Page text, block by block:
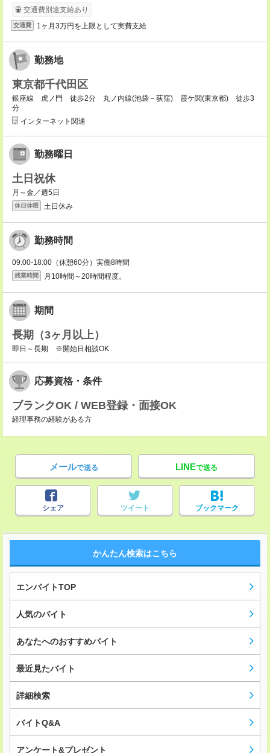
交通費別途支給あり
交通費 1ヶ月3万円を上限として実費支給
勤務地
東京都千代田区
銀座線 虎ノ門 徒歩2分 丸ノ内線(池袋－荻窪) 霞ケ関(東京都) 徒歩3
分
インターネット関連
勤務曜日
土日祝休
月～金／週5日
休日休暇 土日休み
勤務時間
09:00-18:00（休憩60分）実働8時間
残業時間 月10時間～20時間程度。
期間
長期（3ヶ月以上）
即日～長期 ※開始日相談OK
応募資格・条件
ブランクOK / WEB登録・面接OK
経理事務の経験がある方
メールで送る LINEで送る
シェア ツイート ブックマーク
かんたん検索はこちら
エンバイトTOP
人気のバイト
あなたへのおすすめバイト
最近見たバイト
詳細検索
バイトQ&A
アンケート&プレゼント